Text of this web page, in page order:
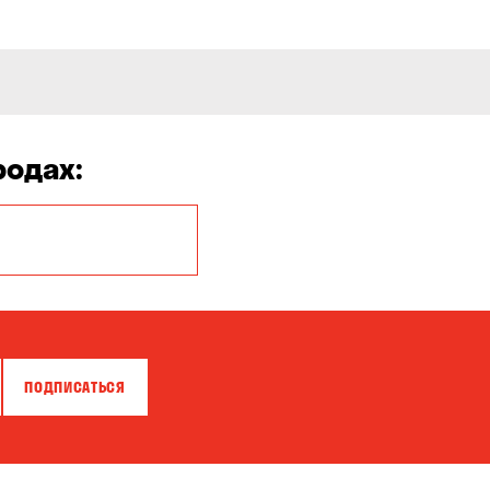
Бровары
Гатное
ПОДПИСАТЬСЯ